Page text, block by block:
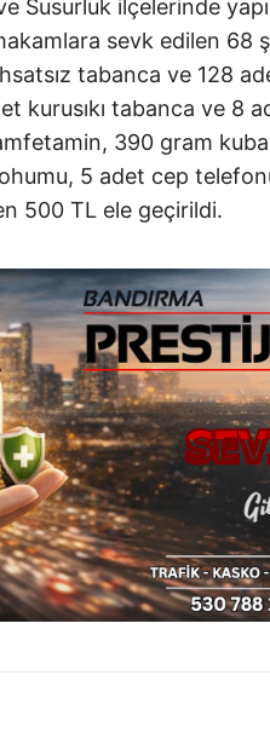
Susurluk ilçelerinde
sevk edilen 68
tabanca ve 128
kurusıkı tabanca ve 8
390 gram
5 adet cep
500 TL ele geçirildi.